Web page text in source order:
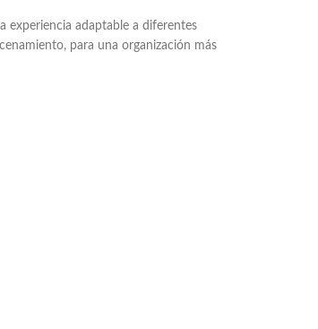
experiencia adaptable a diferentes
para una organización más